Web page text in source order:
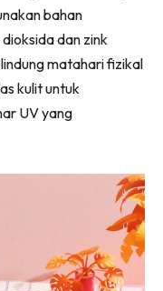
bahan
dan zink
matahari fizikal
kulit untuk
UV yang